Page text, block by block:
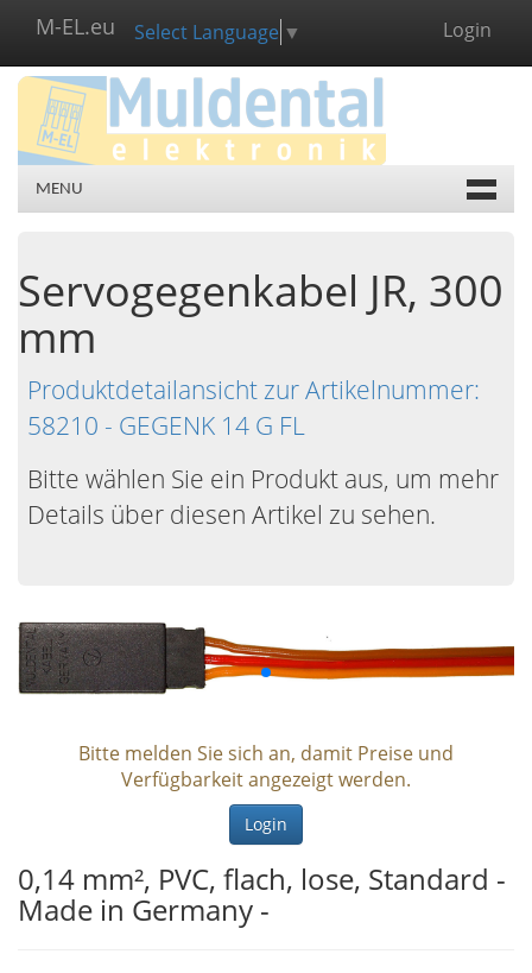
M-EL.eu Select Language ▼ Login
MENU
Servogegenkabel JR, 300
mm
Produktdetailansicht zur Artikelnummer:
58210 - GEGENK 14 G FL
Bitte wählen Sie ein Produkt aus, um mehr
Details über diesen Artikel zu sehen.
Bitte melden Sie sich an, damit Preise und
Verfügbarkeit angezeigt werden.
Login
0,14 mm², PVC, flach, lose, Standard -
Made in Germany -